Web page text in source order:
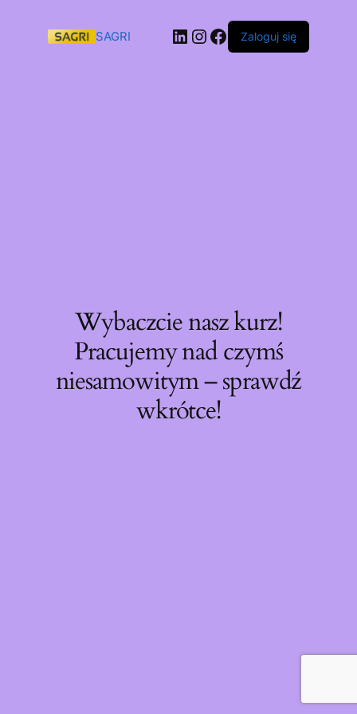
SAGRI Zaloguj się
Wybaczcie nasz kurz!
Pracujemy nad czymś
niesamowitym – sprawdź
wkrótce!